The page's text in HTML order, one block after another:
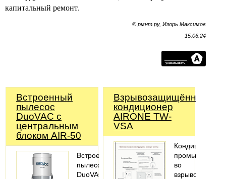
капитальный ремонт.
© рмнт.ру, Игорь Максимов
15.06.24
Встроенный
пылесос
DuoVAC с
центральным
блоком AIR-50
Встроенный
пылесос
DuoVAC
Взрывозащищённый
кондиционер
AIRONE TW-
VSA
Кондиционер
во